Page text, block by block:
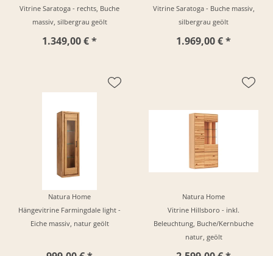
Vitrine Saratoga - rechts, Buche
massiv, silbergrau geölt
1.349,00 € *
Vitrine Saratoga - Buche massiv,
silbergrau geölt
1.969,00 € *
Natura Home
Hängevitrine Farmingdale light -
Eiche massiv, natur geölt
Natura Home
Vitrine Hillsboro - inkl.
Beleuchtung, Buche/Kernbuche
natur, geölt